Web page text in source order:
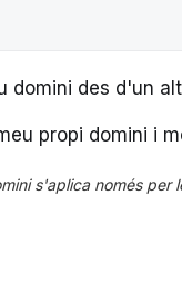
domini des d'un
propi domini i
s'aplica només